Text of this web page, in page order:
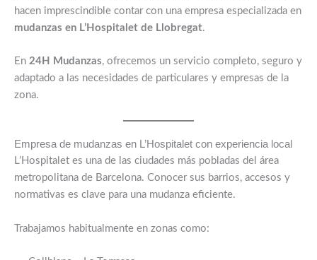
hacen imprescindible contar con una empresa especializada en
mudanzas en L’Hospitalet de Llobregat.
En 24H Mudanzas, ofrecemos un servicio completo, seguro y
adaptado a las necesidades de particulares y empresas de la
zona.
Empresa de mudanzas en L’Hospitalet con experiencia local
L’Hospitalet es una de las ciudades más pobladas del área
metropolitana de Barcelona. Conocer sus barrios, accesos y
normativas es clave para una mudanza eficiente.
Trabajamos habitualmente en zonas como: